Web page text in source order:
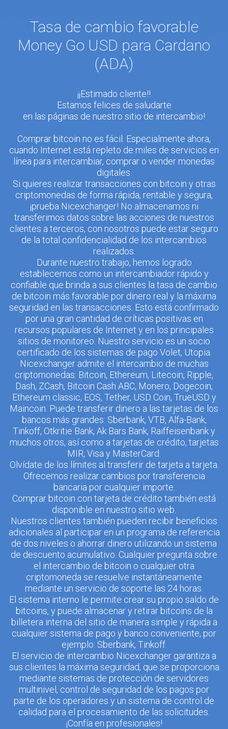
Tasa de cambio favorable
Money Go USD para Cardano
(ADA)
¡¡Estimado cliente!!
Estamos felices de saludarte
en las páginas de nuestro sitio de intercambio!
Comprar bitcoin no es fácil. Especialmente ahora,
cuando Internet está repleto de miles de servicios en
línea para intercambiar, comprar o vender monedas
digitales.
Si quieres realizar transacciones con bitcoin y otras
criptomonedas de forma rápida, rentable y segura,
¡prueba Nicexchanger! No almacenamos ni
transferimos datos sobre las acciones de nuestros
clientes a terceros, con nosotros puede estar seguro
de la total confidencialidad de los intercambios
realizados.
Durante nuestro trabajo, hemos logrado
establecernos como un intercambiador rápido y
confiable que brinda a sus clientes la tasa de cambio
de bitcoin más favorable por dinero real y la máxima
seguridad en las transacciones. Esto está confirmado
por una gran cantidad de críticas positivas en
recursos populares de Internet y en los principales
sitios de monitoreo. Nuestro servicio es un socio
certificado de los sistemas de pago Volet, Utopia.
Nicexchanger admite el intercambio de muchas
criptomonedas: Bitcoin, Ethereum, Litecoin, Ripple,
Dash, ZCash, Bitcoin Cash ABC, Monero, Dogecoin,
Ethereum classic, EOS, Tether, USD Coin, TrueUSD y
Maincoin. Puede transferir dinero a las tarjetas de los
bancos más grandes: Sberbank, VTB, Alfa-Bank,
Tinkoff, Otkritie Bank, Ak Bars Bank, Raiffeisenbank y
muchos otros, así como a tarjetas de crédito, tarjetas
MIR, Visa y MasterCard.
Olvídate de los límites al transferir de tarjeta a tarjeta.
Ofrecemos realizar cambios por transferencia
bancaria por cualquier importe.
Comprar bitcoin con tarjeta de crédito también está
disponible en nuestro sitio web.
Nuestros clientes también pueden recibir beneficios
adicionales al participar en un programa de referencia
de dos niveles o ahorrar dinero utilizando un sistema
de descuento acumulativo. Cualquier pregunta sobre
el intercambio de bitcoin o cualquier otra
criptomoneda se resuelve instantáneamente
mediante un servicio de soporte las 24 horas.
El sistema interno le permite crear su propio saldo de
bitcoins, y puede almacenar y retirar bitcoins de la
billetera interna del sitio de manera simple y rápida a
cualquier sistema de pago y banco conveniente, por
ejemplo: Sberbank, Tinkoff.
El servicio de intercambio Nicexchanger garantiza a
sus clientes la máxima seguridad, que se proporciona
mediante sistemas de protección de servidores
multinivel, control de seguridad de los pagos por
parte de los operadores y un sistema de control de
calidad para el procesamiento de las solicitudes.
¡Confía en profesionales!